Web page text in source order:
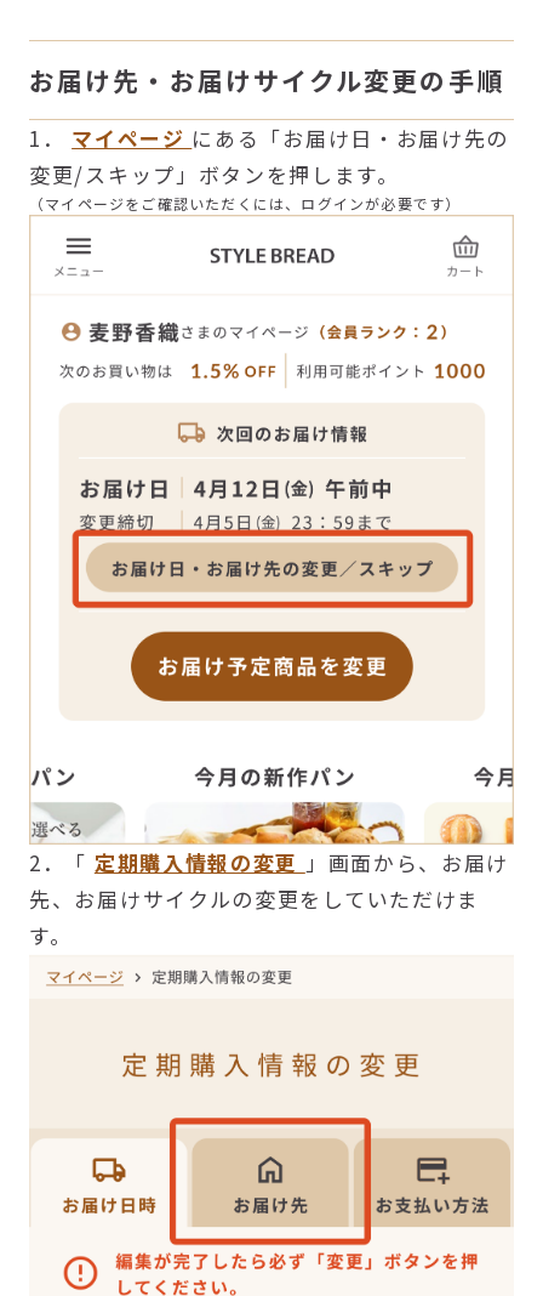
お届け先・お届けサイクル変更の手順
1． マイページ にある「お届け日・お届け先の
変更/スキップ」ボタンを押します。
（マイページをご確認いただくには、ログインが必要です）
2．「 定期購入情報の変更 」画面から、お届け
先、お届けサイクルの変更をしていただけま
す。